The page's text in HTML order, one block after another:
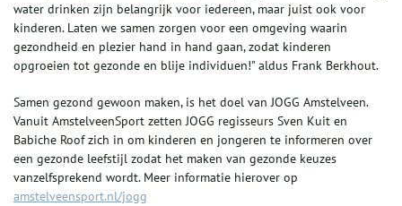
water drinken zijn belangrijk voor iedereen, maar juist ook voor
kinderen. Laten we samen zorgen voor een omgeving waarin
gezondheid en plezier hand in hand gaan, zodat kinderen
opgroeien tot gezonde en blije individuen!" aldus Frank Berkhout.
Samen gezond gewoon maken, is het doel van JOGG Amstelveen.
Vanuit AmstelveenSport zetten JOGG regisseurs Sven Kuit en
Babiche Roof zich in om kinderen en jongeren te informeren over
een gezonde leefstijl zodat het maken van gezonde keuzes
vanzelfsprekend wordt. Meer informatie hierover op
amstelveensport.nl/jogg